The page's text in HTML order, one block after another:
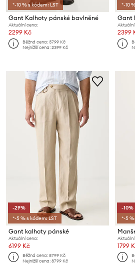
*-10 % s kódem: LST
Gant Kalhoty pánské bavlněné
Aktuální cena:
2299 Kč
Běžná cena:3799 Kč
Nejnižší cena:2399 Kč
*-10
Gant
2399
-29%
*-5 % s kódem: LST
Gant kalhoty pánské
Aktuální cena:
6199 Kč
Běžná cena:8799 Kč
Nejnižší cena:8799 Kč
-10%
*-5 %
1799